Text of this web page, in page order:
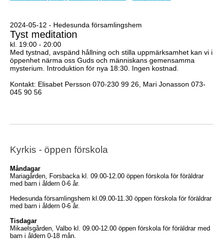
2024-05-12 - Hedesunda församlingshem
Tyst meditation
kl. 19:00 - 20:00
Med tystnad, avspänd hållning och stilla uppmärksamhet kan vi i
öppenhet närma oss Guds och människans gemensamma
mysterium. Introduktion för nya 18:30. Ingen kostnad.
Kontakt: Elisabet Persson 070-230 99 26, Mari Jonasson 073-
045 90 56
Kyrkis - öppen förskola
Måndagar
Mariagården, Forsbacka kl. 09.00-12.00 öppen förskola för föräldrar
med barn i åldern 0-6 år.
Hedesunda församlingshem kl.09.00-11.30 öppen förskola för föräldrar
med barn i åldern 0-6 år.
Tisdagar
Mikaelsgården, Valbo kl. 09.00-12.00 öppen förskola för föräldrar med
barn i åldern 0-18 mån.